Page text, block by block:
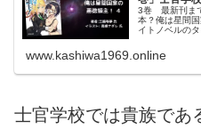
3巻 最新刊ま
本？俺は星間
イトノベルの
り、オーバー
www.kashiwa1969.online
士官学校では貴族であ